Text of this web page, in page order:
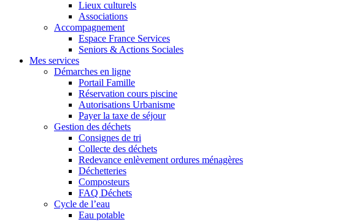
Lieux culturels
Associations
Accompagnement
Espace France Services
Seniors & Actions Sociales
Mes services
Démarches en ligne
Portail Famille
Réservation cours piscine
Autorisations Urbanisme
Payer la taxe de séjour
Gestion des déchets
Consignes de tri
Collecte des déchets
Redevance enlèvement ordures ménagères
Déchetteries
Composteurs
FAQ Déchets
Cycle de l’eau
Eau potable